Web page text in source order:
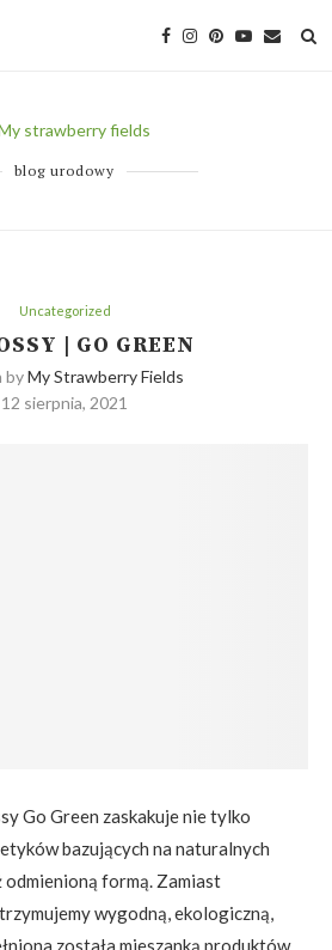
blog urodowy
Uncategorized
| GO GREEN
byMy Strawberry Fields
12 sierpnia, 2021
Go Green zaskakuje nie tylko
bazujących na naturalnych
odmienioną formą. Zamiast
wygodną, ekologiczną,
została mieszanką produktów